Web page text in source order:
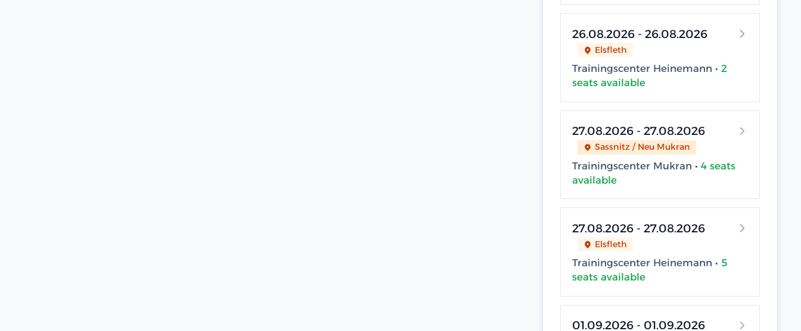
26.08.2026 - 26.08.2026
Elsfleth
Trainingscenter Heinemann • 2
seats available
27.08.2026 - 27.08.2026
Sassnitz / Neu Mukran
Trainingscenter Mukran • 4 seats
available
27.08.2026 - 27.08.2026
Elsfleth
Trainingscenter Heinemann • 5
seats available
01.09.2026 - 01.09.2026